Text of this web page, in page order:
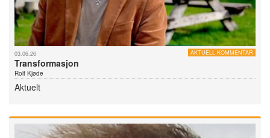
03.06.26 AKTUELL KOMMENTAR
Transformasjon
Rolf Kjøde
Aktuelt